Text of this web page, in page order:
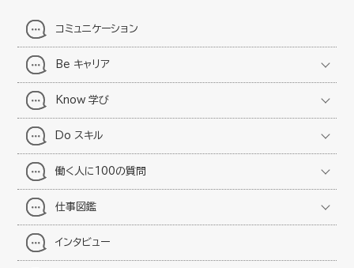
コミュニケーション
Be キャリア
Know 学び
Do スキル
働く人に100の質問
仕事図鑑
インタビュー